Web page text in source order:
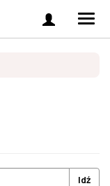
Zaloguj
się
Idź